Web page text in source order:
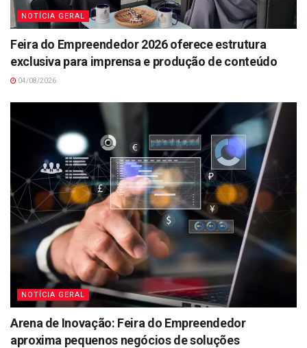
NOTÍCIA GERAL
Feira do Empreendedor 2026 oferece estrutura
exclusiva para imprensa e produção de conteúdo
04/08/2026
NOTÍCIA GERAL
Arena de Inovação: Feira do Empreendedor
aproxima pequenos negócios de soluções